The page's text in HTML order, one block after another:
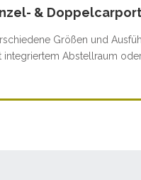
&
Größen und
integriertem Abstellraum